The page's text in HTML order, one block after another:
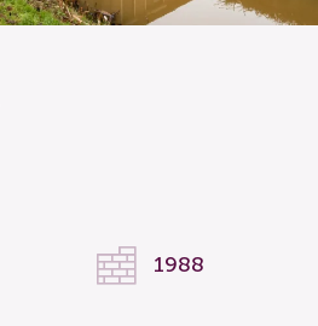
1988